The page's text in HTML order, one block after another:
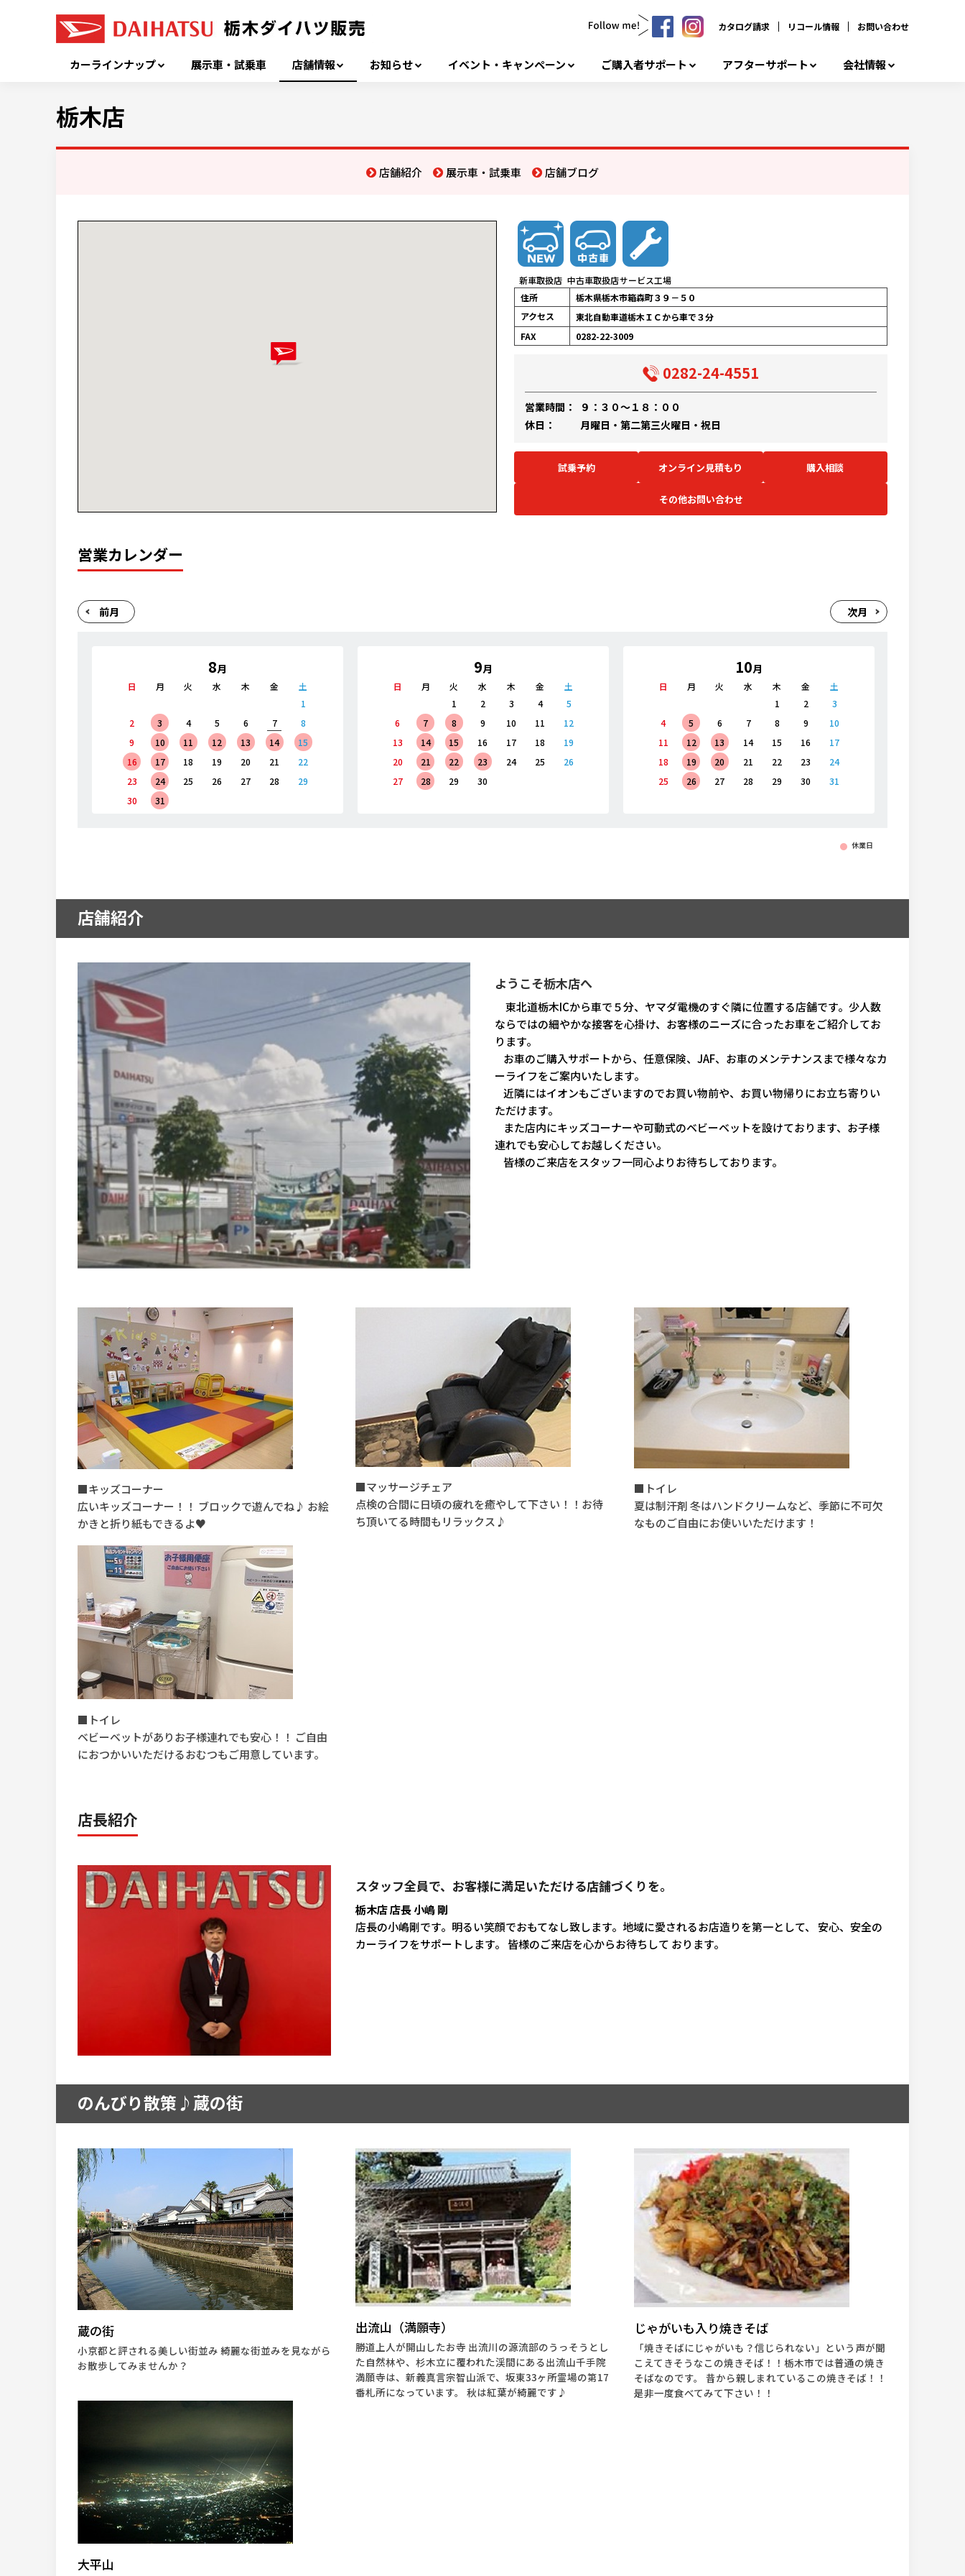
カタログ請求 リコール情報 お問い合わせ
カーラインナップ 展示車・試乗車 店舗情報 お知らせ イベント・キャンペーン ご購入者サポート アフターサポート 会社情報
栃木店
店舗紹介 展示車・試乗車 店舗ブログ
新車取扱店 中古車取扱店サービス工場
住所
栃木県栃木市箱森町３９－５０
アクセス
東北自動車道栃木ＩＣから車で３分
FAX
0282-22-3009
0282-24-4551
営業時間：
９：３０～１８：００
休日：
月曜日・第二第三火曜日・祝日
試乗予約 オンライン見積もり 購入相談
その他お問い合わせ
営業カレンダー
前月
8月
日 月 火 水 木 金
土
1
2
3 4 5 6 7
8
9
10 11 12 13 14
15
16
17 18 19 20 21
22
23
24 25 26 27 28
29
30
31
9月
日 月 火 水 木 金
土
1
2 3 4
5
6
7 8 9 10 11
12
13
14 15 16 17 18
19
20
21 22 23 24 25
26
27
28 29 30
10月
日 月 火 水 木 金
土
1
2
3
4
5 6 7 8 9
10
11
12 13 14 15 16
17
18
19 20 21 22 23
24
25
26 27 28 29 30 31
次月
休業日
店舗紹介
ようこそ栃木店へ
東北道栃木ICから車で５分、ヤマダ電機のすぐ隣に位置する店舗です。少人数
ならではの細やかな接客を心掛け、お客様のニーズに合ったお車をご紹介してお
ります。
お車のご購入サポートから、任意保険、JAF、お車のメンテナンスまで様々なカ
ーライフをご案内いたします。
近隣にはイオンもございますのでお買い物前や、お買い物帰りにお立ち寄りい
ただけます。
また店内にキッズコーナーや可動式のベビーベットを設けております、お子様
連れでも安心してお越しください。
皆様のご来店をスタッフ一同心よりお待ちしております。
■キッズコーナー
広いキッズコーナー！！ ブロックで遊んでね♪ お絵
かきと折り紙もできるよ♥
■マッサージチェア
点検の合間に日頃の疲れを癒やして下さい！！お待
ち頂いてる時間もリラックス♪
■トイレ
夏は制汗剤 冬はハンドクリームなど、季節に不可欠
なものご自由にお使いいただけます！
■トイレ
ベビーベットがありお子様連れでも安心！！ ご自由
におつかいいただけるおむつもご用意しています。
店長紹介
スタッフ全員で、お客様に満足いただける店舗づくりを。
栃木店 店長 小嶋 剛
店長の小嶋剛です。明るい笑顔でおもてなし致します。地域に愛されるお店造りを第一として、 安心、安全の
カーライフをサポートします。 皆様のご来店を心からお待ちして おります。
のんびり散策♪蔵の街
蔵の街
小京都と評される美しい街並み 綺麗な街並みを見ながら
お散歩してみませんか？
出流山（満願寺）
勝道上人が開山したお寺 出流川の源流部のうっそうとし
た自然林や、杉木立に覆われた渓間にある出流山千手院
満願寺は、新義真言宗智山派で、坂東33ヶ所霊場の第17
番札所になっています。 秋は紅葉が綺麗です♪
じゃがいも入り焼きそば
「焼きそばにじゃがいも？信じられない」という声が聞
こえてきそうなこの焼きそば！！栃木市では普通の焼き
そばなのです。 昔から親しまれているこの焼きそば！！
是非一度食べてみて下さい！！
大平山